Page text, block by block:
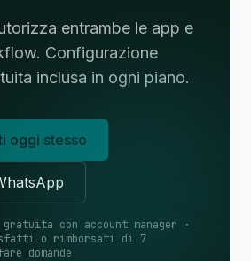
entrambe le app e
Configurazione
inclusa in ogni piano.
oggi stesso
con account manager ·
o rimborsati di 7
domande